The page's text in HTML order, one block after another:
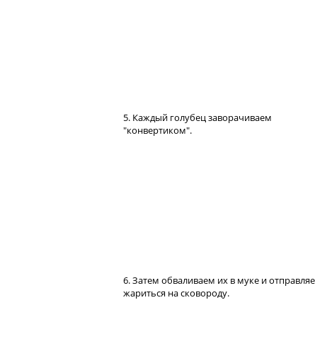
5. Каждый голубец заворачиваем
"конвертиком".
6. Затем обваливаем их в муке и
жариться на сковороду.